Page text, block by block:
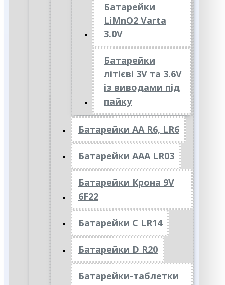
Батарейки
LiMnO2 Varta
3.0V
Батарейки
літієві 3V та 3.6V
із виводами під
пайку
Батарейки АА R6, LR6
Батарейки АAА LR03
Батарейки Крона 9V
6F22
Батарейки C LR14
Батарейки D R20
Батарейки-таблетки